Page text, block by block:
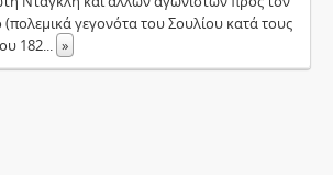
γεγονότα του Σουλίου κατά τους
182... »